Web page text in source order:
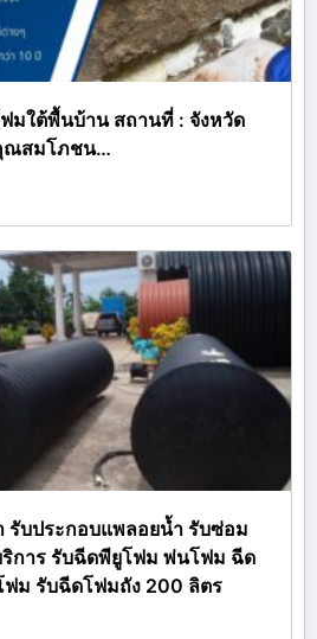
มใต้พื้นบ้าน สถานที่ : จังหวัด
ณสมโภชน…
บประกอบแพลอยน้ำ รับซ่อม
การ รับฉีดพียูโฟม พ่นโฟม ฉีด
ฟม รับฉีดโฟมถัง 200 ลิตร